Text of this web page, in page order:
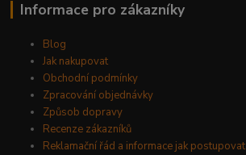
Informace pro zákazníky
Blog
Jak nakupovat
Obchodní podmínky
Zpracování objednávky
Způsob dopravy
Recenze zákazníků
Reklamační řád a informace jak postupovat